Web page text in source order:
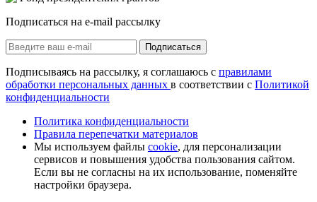
Подписаться на e-mail рассылку
Подписаться
Подписываясь на рассылку, я соглашаюсь с правилами
обработки персональных данных в соответствии с Политикой
конфиденциальности
Политика конфиденциальности
Правила перепечатки материалов
Мы используем файлы cookie, для персонализации
сервисов и повышения удобства пользования сайтом.
Если вы не согласны на их использование, поменяйте
настройки браузера.